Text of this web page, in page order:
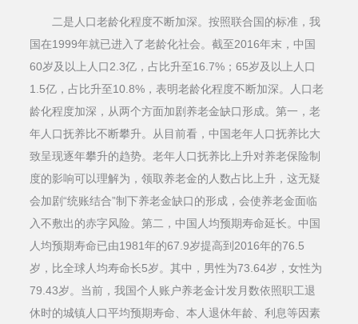
二是人口老龄化程度不断加深。按照联合国的标准，我
国在1999年就已进入了老龄化社会。截至2016年末，中国
60岁及以上人口2.3亿，占比升至16.7%；65岁及以上人口
1.5亿，占比升至10.8%，表明老龄化程度不断加深。人口老
龄化程度加深，从两个方面加剧养老金缺口形成。第一，老
年人口抚养比不断攀升。从目前看，中国老年人口抚养比大
致呈现逐年攀升的趋势。老年人口抚养比上升对养老保险制
度的影响可以理解为，领取养老金的人数占比上升，这无疑
会加剧“统账结合”制下养老金缺口的形成，会使养老金面临
入不敷出的赤字风险。第二，中国人均预期寿命延长。中国
人均预期寿命已由1981年的67.9岁提高到2016年的76.5
岁，比全球人均寿命长5岁。其中，男性为73.64岁，女性为
79.43岁。当前，我国个人账户养老金计发月数依照职工退
休时的城镇人口平均预期寿命、本人退休年龄、利息等因素